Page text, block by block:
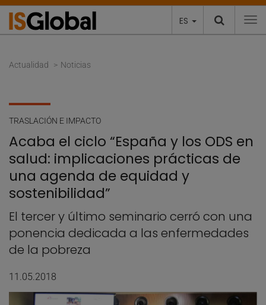
ES
Actualidad Noticias
TRASLACIÓN E IMPACTO
Acaba el ciclo “España y los ODS en
salud: implicaciones prácticas de
una agenda de equidad y
sostenibilidad”
El tercer y último seminario cerró con una
ponencia dedicada a las enfermedades
de la pobreza
11.05.2018